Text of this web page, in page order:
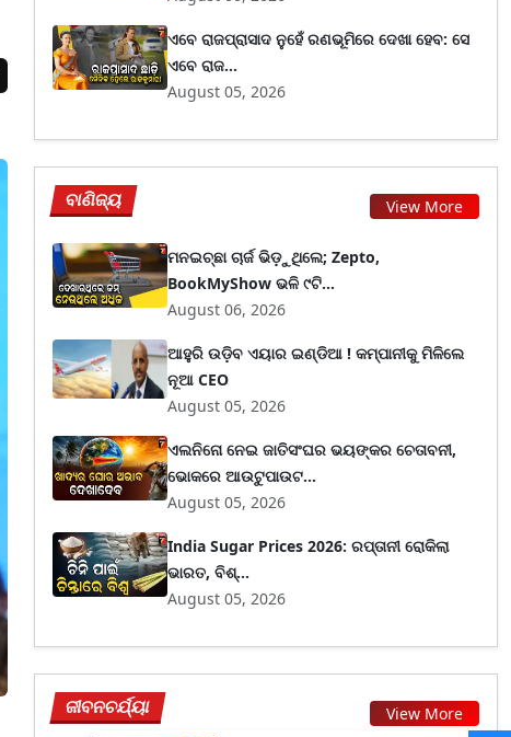
ଏବେ ରାଜପ୍ରାସାଦ ନୁହେଁ ରଣଭୂମିରେ ଦେଖା ହେବ: ସେ
ଏବେ ରାଜ...
August 05, 2026
ବାଣିଜ୍ୟ View More
ମନଇଚ୍ଛା ଚାର୍ଜ ଭିଡ଼ୁଥିଲେ; Zepto,
BookMyShow ଭଳି ୯ଟି...
August 06, 2026
ଆହୁରି ଉଡ଼ିବ ଏୟାର ଇଣ୍ଡିଆ ! କମ୍ପାନୀକୁ ମିଳିଲେ
ନୂଆ CEO
August 05, 2026
ଏଲନିନୋ ନେଇ ଜାତିସଂଘର ଭୟଙ୍କର ଚେତାବନୀ,
ଭୋକରେ ଆଉଟୁପାଉଟ...
August 05, 2026
India Sugar Prices 2026: ରପ୍ତାନୀ ରୋକିଲା
ଭାରତ, ବିଶ୍...
August 05, 2026
ଜୀବନଚର୍ଯ୍ୟା View More